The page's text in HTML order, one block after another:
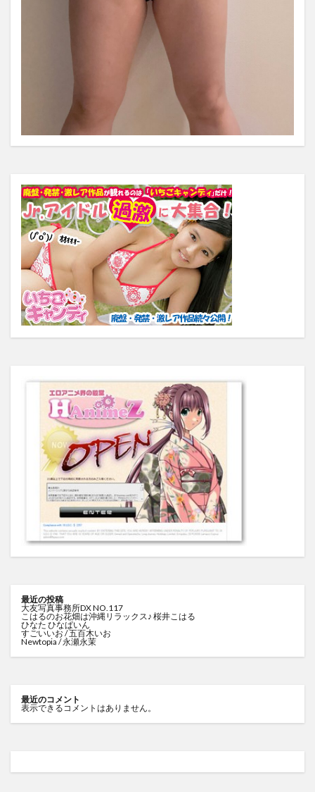
最近の投稿
大友写真事務所DX NO.117
こはるのお花畑は沖縄リラックス♪ 桜井こはる
ひなた ひなぱいん
すごいいお / 五百木いお
Newtopia / 永瀬永茉
最近のコメント
表示できるコメントはありません。